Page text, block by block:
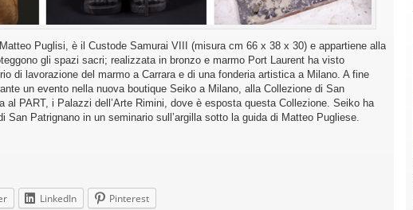
Puglisi, è il Custode Samurai VIII (misura cm 66 x 38 x 30) e appartiene alla
gli spazi sacri; realizzata in bronzo e marmo Port Laurent ha visto
di lavorazione del marmo a Carrara e di una fonderia artistica a Milano. A fine
un evento nella nuova boutique Seiko a Milano, alla Collezione di San
al PART, i Palazzi dell’Arte Rimini, dove è esposta questa Collezione. Seiko ha
San Patrignano in un seminario sull’argilla sotto la guida di Matteo Pugliese.
LinkedIn Pinterest